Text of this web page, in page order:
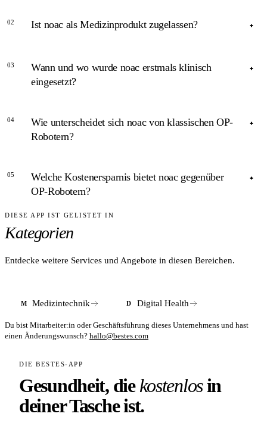
02 Ist noac als Medizinprodukt zugelassen?
Die CE-Zertifizierung als aktives Medizinprodukt war zum
Zeitpunkt der ersten klinischen Installation Ende 2023 noch
Hellstern medical genutzt werden.
03
Wann und wo wurde noac erstmals klinisch
eingesetzt?
Ende 2023 erhielt die Universitäts-Frauenklinik Tübingen
laut Hellstern medical das erste noac-System im
04
Wie unterscheidet sich noac von klassischen OP-
Robotern?
OP-Roboter wie da Vinci übernehmen die
Instrumentenführung und erfordern spezifische proprietäre
lässt ihm volle Kontrolle über die Instrumente und nutzt das
bestehende OP-Besteck der Klinik.
05
Welche Kostenersparnis bietet noac gegenüber
OP-Robotern?
ANTWORT
Konkrete Preise gibt Hellstern medical nicht öffentlich an.
vollständigen OP-Robotern mit einem Bruchteil der
DIESE APP IST GELISTET IN
Kategorien
Entdecke weitere Services und Angebote in diesen Bereichen.
M Medizintechnik D Digital Health
Du bist Mitarbeiter:in oder Geschäftsführung dieses Unternehmens und hast
einen Änderungswunsch? hallo@bestes.com
DIE BESTES-APP
Gesundheit, diekostenlosin
deiner Tasche ist.